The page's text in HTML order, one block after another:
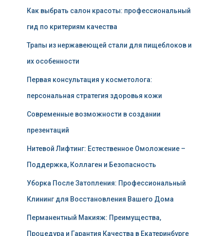
Как выбрать салон красоты: профессиональный
гид по критериям качества
Трапы из нержавеющей стали для пищеблоков и
их особенности
Первая консультация у косметолога:
персональная стратегия здоровья кожи
Современные возможности в создании
презентаций
Нитевой Лифтинг: Естественное Омоложение –
Поддержка, Коллаген и Безопасность
Уборка После Затопления: Профессиональный
Клининг для Восстановления Вашего Дома
Перманентный Макияж: Преимущества,
Процедура и Гарантия Качества в Екатеринбурге